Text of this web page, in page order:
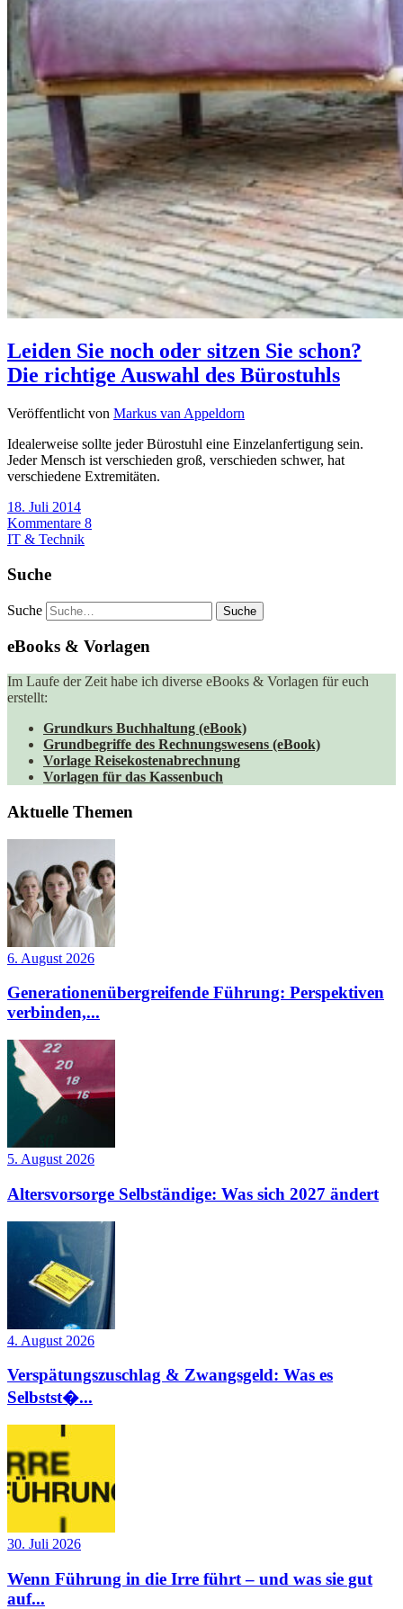
Leiden Sie noch oder sitzen Sie schon?
Die richtige Auswahl des Bürostuhls
Veröffentlicht von Markus van Appeldorn
Idealerweise sollte jeder Bürostuhl eine Einzelanfertigung sein.
Jeder Mensch ist verschieden groß, verschieden schwer, hat
verschiedene Extremitäten.
18. Juli 2014
Kommentare 8
IT & Technik
Suche
Suche
eBooks & Vorlagen
Im Laufe der Zeit habe ich diverse eBooks & Vorlagen für euch
erstellt:
Grundkurs Buchhaltung (eBook)
Grundbegriffe des Rechnungswesens (eBook)
Vorlage Reisekostenabrechnung
Vorlagen für das Kassenbuch
Aktuelle Themen
6. August 2026
Generationenübergreifende Führung: Perspektiven
verbinden,...
5. August 2026
Altersvorsorge Selbständige: Was sich 2027 ändert
4. August 2026
Verspätungszuschlag & Zwangsgeld: Was es
Selbstst�...
30. Juli 2026
Wenn Führung in die Irre führt – und was sie gut
auf...